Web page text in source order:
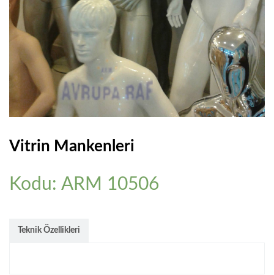
Vitrin Mankenleri
Kodu: ARM 10506
Teknik Özellikleri
REFERANSLAR
ONLINE KATALOG
BASINDA BIZ
KURUMSAL